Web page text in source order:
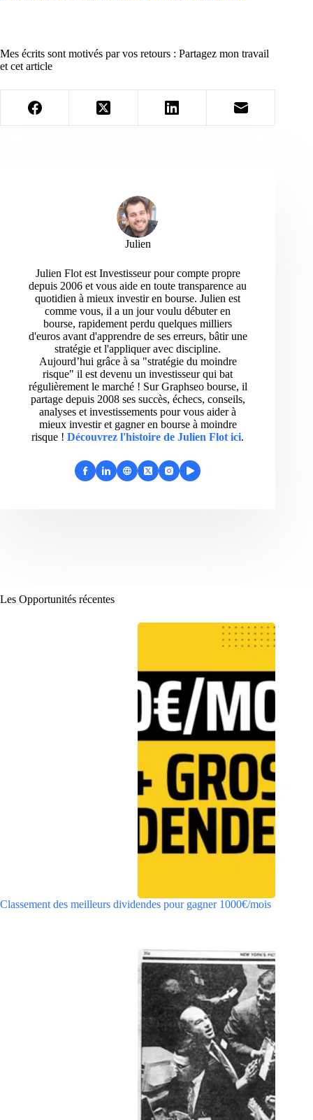
Mes écrits sont motivés par vos retours : Partagez mon travail
et cet article
Julien
Julien Flot est Investisseur pour compte propre
depuis 2006 et vous aide en toute transparence au
quotidien à mieux investir en bourse. Julien est
comme vous, il a un jour voulu débuter en
bourse, rapidement perdu quelques milliers
d'euros avant d'apprendre de ses erreurs, bâtir une
stratégie et l'appliquer avec discipline.
Aujourd’hui grâce à sa "stratégie du moindre
risque" il est devenu un investisseur qui bat
régulièrement le marché ! Sur Graphseo bourse, il
partage depuis 2008 ses succès, échecs, conseils,
analyses et investissements pour vous aider à
mieux investir et gagner en bourse à moindre
risque ! Découvrez l'histoire de Julien Flot ici.
Les Opportunités récentes
Classement des meilleurs dividendes pour gagner 1000€/mois